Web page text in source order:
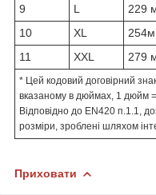
9
L 229
10
XL
11
XXL 279
* Цей кодовий договірний
вказаному в дюймах, 1 дюйм
Відповідно до EN420 п.1.1,
розміри, зроблені шляхом
Приховати